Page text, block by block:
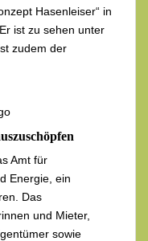
Hasenleiser“ in
ist zu sehen unter
zudem der
Amt für
Energie, ein
Das
und Mieter,
sowie